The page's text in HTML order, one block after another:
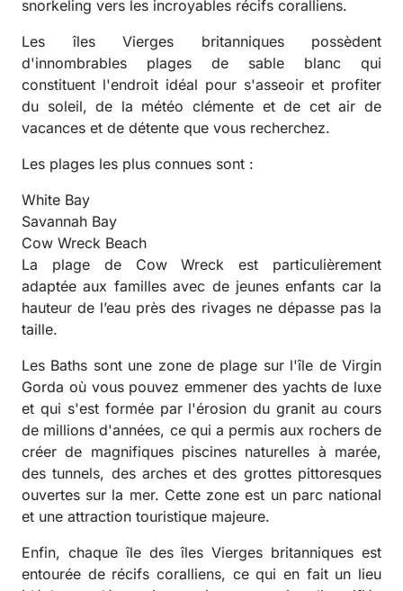
snorkeling vers les incroyables récifs coralliens.
Les îles Vierges britanniques possèdent
d'innombrables plages de sable blanc qui
constituent l'endroit idéal pour s'asseoir et profiter
du soleil, de la météo clémente et de cet air de
vacances et de détente que vous recherchez.
Les plages les plus connues sont :
White Bay
Savannah Bay
Cow Wreck Beach
La plage de Cow Wreck est particulièrement
adaptée aux familles avec de jeunes enfants car la
hauteur de l’eau près des rivages ne dépasse pas la
taille.
Les Baths sont une zone de plage sur l'île de Virgin
Gorda où vous pouvez emmener des yachts de luxe
et qui s'est formée par l'érosion du granit au cours
de millions d'années, ce qui a permis aux rochers de
créer de magnifiques piscines naturelles à marée,
des tunnels, des arches et des grottes pittoresques
ouvertes sur la mer. Cette zone est un parc national
et une attraction touristique majeure.
Enfin, chaque île des îles Vierges britanniques est
entourée de récifs coralliens, ce qui en fait un lieu